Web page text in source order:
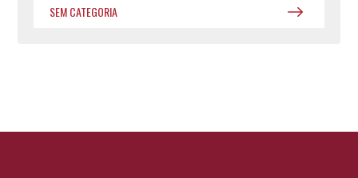
SEM CATEGORIA